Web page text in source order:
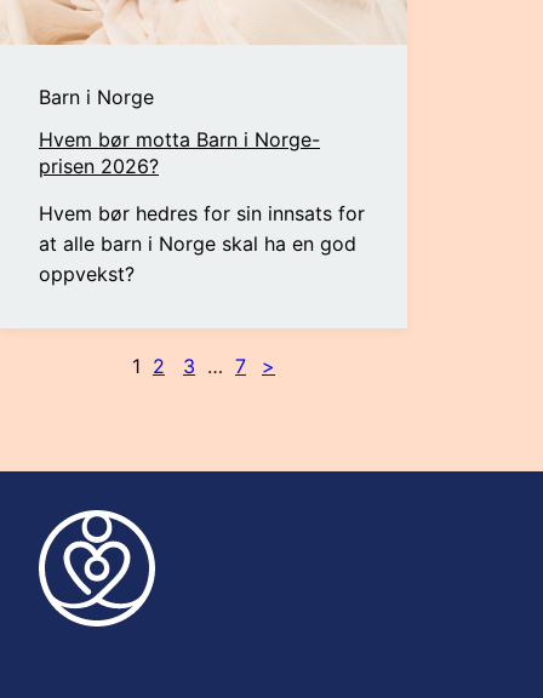
Barn i Norge
Hvem bør motta Barn i Norge-
prisen 2026?
Hvem bør hedres for sin innsats for
at alle barn i Norge skal ha en god
oppvekst?
1 2 3 … 7 >